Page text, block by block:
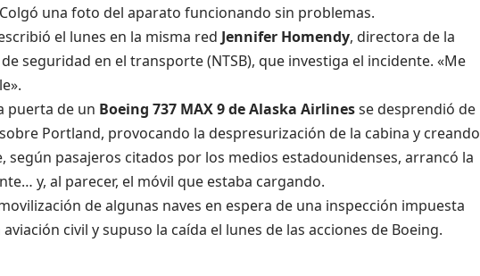
una foto del aparato funcionando sin problemas.
el lunes en la misma red Jennifer Homendy, directora de la
seguridad en el transporte (NTSB), que investiga el incidente. «Me
puerta de un Boeing 737 MAX 9 de Alaska Airlinesse desprendió de
Portland, provocando la despresurización de la cabina y creando
según pasajeros citados por los medios estadounidenses, arrancó la
y, al parecer, el móvil que estaba cargando.
de algunas naves en espera de una inspección impuesta
civil y supuso la caída el lunes de las acciones de Boeing.